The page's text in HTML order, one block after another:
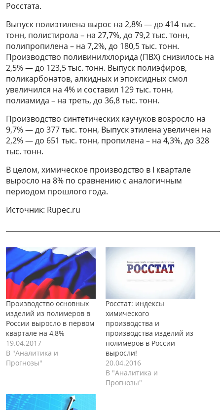
Росстата.
Выпуск полиэтилена вырос на 2,8% — до 414 тыс.
тонн, полистирола – на 27,7%, до 79,2 тыс. тонн,
полипропилена – на 7,2%, до 180,5 тыс. тонн.
Производство поливинилхлорида (ПВХ) снизилось на
2,5% — до 123,5 тыс. тонн. Выпуск полиэфиров,
поликарбонатов, алкидных и эпоксидных смол
увеличился на 4% и составил 129 тыс. тонн,
полиамида – на треть, до 36,8 тыс. тонн.
Производство синтетических каучуков возросло на
9,7% — до 377 тыс. тонн, Выпуск этилена увеличен на
2,2% — до 651 тыс. тонн, пропилена – на 4,3%, до 328
тыс. тонн.
В целом, химическое производство в I квартале
выросло на 8% по сравнению с аналогичным
периодом прошлого года.
Источник: Rupec.ru
Производство основных
изделий из полимеров в
России выросло в первом
квартале на 4,8%
19.04.2017
В "Аналитика и
Прогнозы"
Росстат: индексы
химического
производства и
производства изделий из
полимеров в России
выросли!
20.04.2016
В "Аналитика и
Прогнозы"